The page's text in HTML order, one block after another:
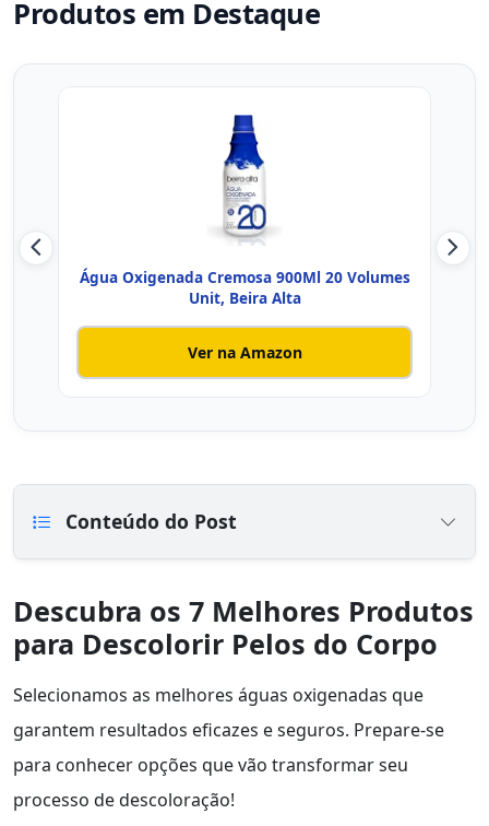
Produtos em Destaque
Água Oxigenada Cremosa 900Ml 20 Volumes
Unit, Beira Alta
Ver na Amazon
Conteúdo do Post
Descubra os 7 Melhores Produtos
para Descolorir Pelos do Corpo
Selecionamos as melhores águas oxigenadas que
garantem resultados eficazes e seguros. Prepare-se
para conhecer opções que vão transformar seu
processo de descoloração!